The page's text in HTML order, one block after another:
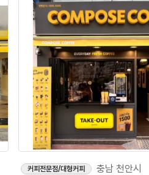
커피전문점/대형커피
충남 천안시